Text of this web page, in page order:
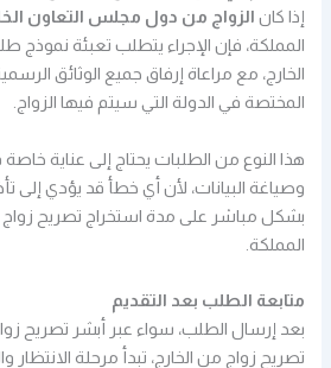
إذا كان الزواج من دول مجلس التعاون
المملكة، فإن الإجراء يتطلب تعبئة نموذج
الخارج، مع مراعاة إرفاق جميع الوثائق
المختصة في الدولة التي سيتم فيها الزواج.
هذا النوع من الطلبات يحتاج إلى عناية
وصياغة البيانات، لأن أي خطأ قد يؤدي إلى
بشكل مباشر على مدة استخراج تصريح زواج
المملكة.
متابعة الطلب بعد التقديم
بعد إرسال الطلب، سواء عبر أبشر تصريح
تصريح زواج من الخارج، تبدأ مرحلة الانتظار